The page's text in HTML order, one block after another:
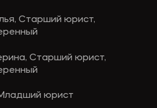
Старший юрист,
Старший юрист,
юрист